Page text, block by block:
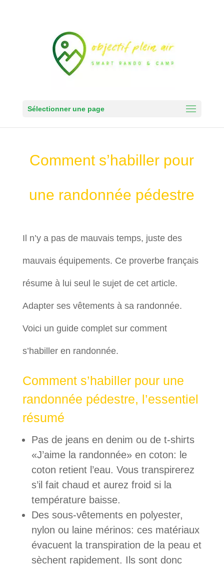
Sélectionner une page
Comment s’habiller pour
une randonnée pédestre
Il n’y a pas de mauvais temps, juste des
mauvais équipements. Ce proverbe français
résume à lui seul le sujet de cet article.
Adapter ses vêtements à sa randonnée.
Voici un guide complet sur comment
s’habiller en randonnée.
Comment s’habiller pour une
randonnée pédestre, l’essentiel
résumé
Pas de jeans en denim ou de t-shirts
«J’aime la randonnée» en coton: le
coton retient l’eau. Vous transpirerez
s’il fait chaud et aurez froid si la
température baisse.
Des sous-vêtements en polyester,
nylon ou laine mérinos: ces matériaux
évacuent la transpiration de la peau et
sèchent rapidement. Ils sont donc